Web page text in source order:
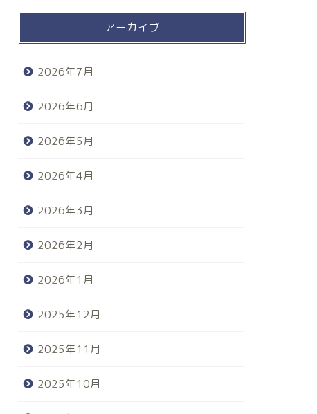
アーカイブ
2026年7月
2026年6月
2026年5月
2026年4月
2026年3月
2026年2月
2026年1月
2025年12月
2025年11月
2025年10月